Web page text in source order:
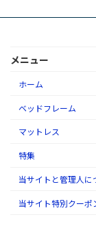
メニュー
ホーム
ベッドフレーム
マットレス
特集
当サイトと管理人に
当サイト特別クーポ